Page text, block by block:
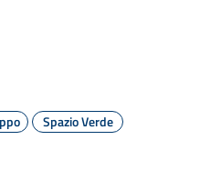
Spazio Verde